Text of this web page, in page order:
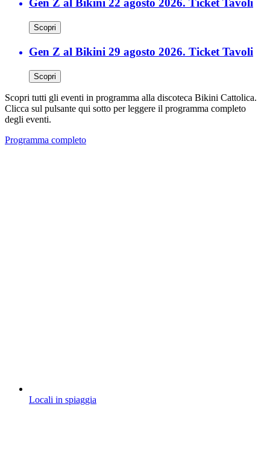
Gen Z al Bikini 22 agosto 2026. Ticket Tavoli
Scopri
Gen Z al Bikini 29 agosto 2026. Ticket Tavoli
Scopri
Scopri tutti gli eventi in programma alla discoteca Bikini Cattolica.
Clicca sul pulsante qui sotto per leggere il programma completo
degli eventi.
Programma completo
Locali in spiaggia